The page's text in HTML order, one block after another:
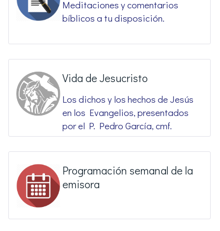
Meditaciones y comentarios
bíblicos a tu disposición.
Vida de Jesucristo
Los dichos y los hechos de Jesús
en los Evangelios, presentados
por el P. Pedro García, cmf.
Programación semanal de la
emisora